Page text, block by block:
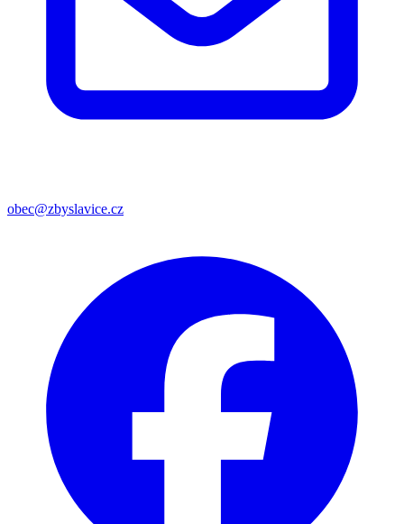
obec@zbyslavice.cz